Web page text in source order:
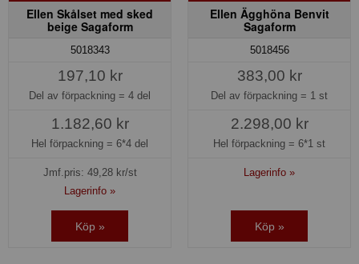
Ellen Skålset med sked
beige Sagaform
5018343
197,10 kr
Del av förpackning = 4 del
1.182,60 kr
Hel förpackning = 6*4 del
Jmf.pris: 49,28kr/st
Lagerinfo »
Köp »
Ellen Ägghöna Benvit
Sagaform
5018456
383,00 kr
Del av förpackning = 1 st
2.298,00 kr
Hel förpackning = 6*1 st
Lagerinfo »
Köp »